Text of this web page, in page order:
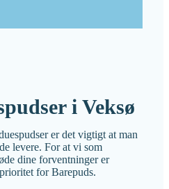
i Veksø
er det vigtigt at man
levere. For at vi som
dine forventninger er
for Barepuds.